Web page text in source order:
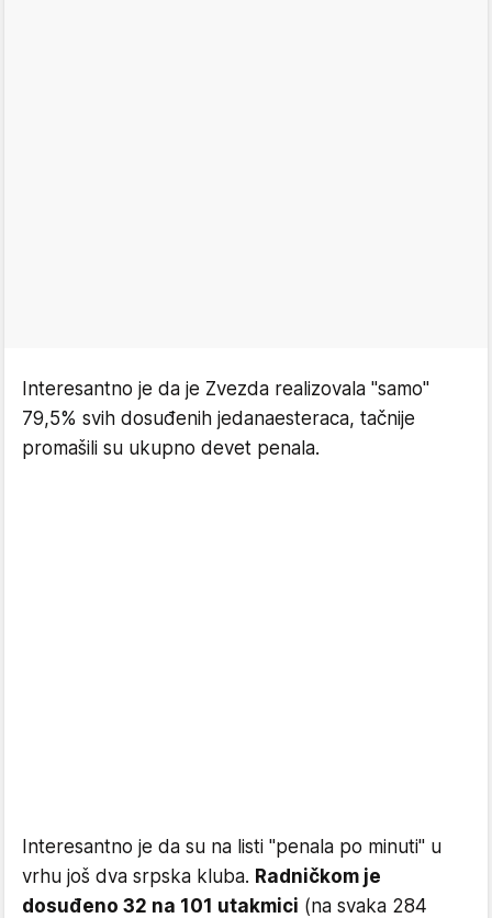
Interesantno je da je Zvezda realizovala "samo"
79,5% svih dosuđenih jedanaesteraca, tačnije
promašili su ukupno devet penala.
Interesantno je da su na listi "penala po minuti" u
vrhu još dva srpska kluba. Radničkom je
dosuđeno 32 na 101 utakmici (na svaka 284